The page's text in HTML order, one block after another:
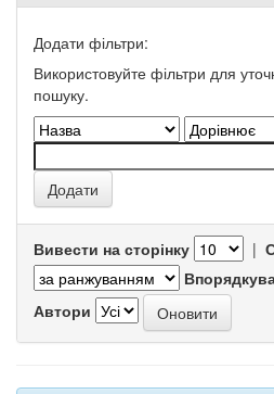
Додати фільтри:
Використовуйте фільтри для
пошуку.
Вивести на сторінку |
Автори